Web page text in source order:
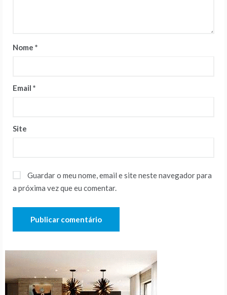
Nome *
Email *
Site
Guardar o meu nome, email e site neste navegador para
a próxima vez que eu comentar.